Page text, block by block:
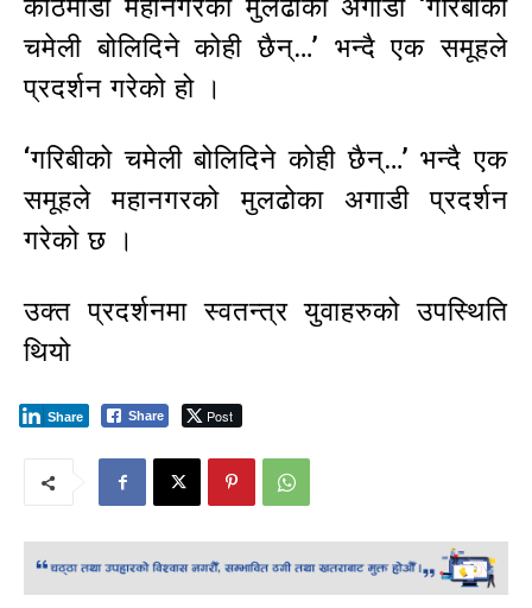
काठमाडौं महानगरको मुलढोका अगाडी ‘गरिबीको
चमेली बोलिदिने कोही छैन्…’ भन्दै एक समूहले
प्रदर्शन गरेको हो ।
‘गरिबीको चमेली बोलिदिने कोही छैन्…’ भन्दै एक
समूहले महानगरको मुलढोका अगाडी प्रदर्शन
गरेको छ ।
उक्त प्रदर्शनमा स्वतन्त्र युवाहरुको उपस्थिति
थियो
Share Post
Share